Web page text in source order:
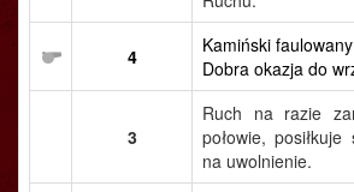
4
Kamiński
Dobra okazja do
3
Ruch na razie
połowie, posiłkuje
na uwolnienie.